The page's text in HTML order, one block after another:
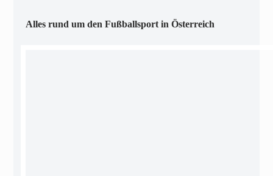
Alles rund um den Fußballsport in Österreich